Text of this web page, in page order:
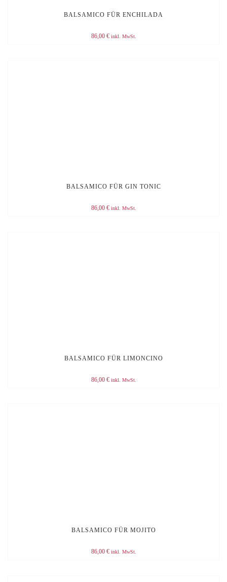
BALSAMICO FÜR ENCHILADA
86,00 € inkl. MwSt.
BALSAMICO FÜR GIN TONIC
86,00 € inkl. MwSt.
BALSAMICO FÜR LIMONCINO
86,00 € inkl. MwSt.
BALSAMICO FÜR MOJITO
86,00 € inkl. MwSt.